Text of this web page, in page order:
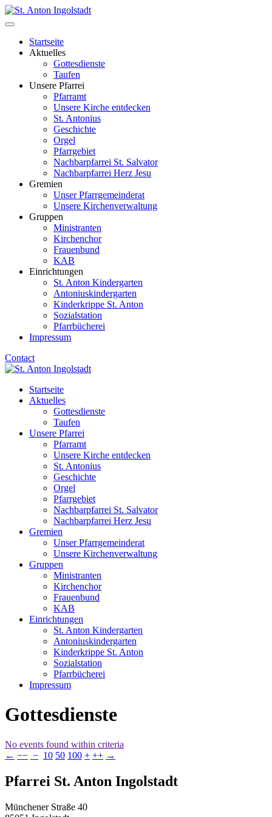
Startseite
Aktuelles
Gottesdienste
Taufen
Unsere Pfarrei
Pfarramt
Unsere Kirche entdecken
St. Antonius
Geschichte
Orgel
Pfarrgebiet
Nachbarpfarrei St. Salvator
Nachbarpfarrei Herz Jesu
Gremien
Unser Pfarrgemeinderat
Unsere Kirchenverwaltung
Gruppen
Ministranten
Kirchenchor
Frauenbund
KAB
Einrichtungen
St. Anton Kindergarten
Antoniuskindergarten
Kinderkrippe St. Anton
Sozialstation
Pfarrbücherei
Impressum
Contact
Startseite
Aktuelles
Gottesdienste
Taufen
Unsere Pfarrei
Pfarramt
Unsere Kirche entdecken
St. Antonius
Geschichte
Orgel
Pfarrgebiet
Nachbarpfarrei St. Salvator
Nachbarpfarrei Herz Jesu
Gremien
Unser Pfarrgemeinderat
Unsere Kirchenverwaltung
Gruppen
Ministranten
Kirchenchor
Frauenbund
KAB
Einrichtungen
St. Anton Kindergarten
Antoniuskindergarten
Kinderkrippe St. Anton
Sozialstation
Pfarrbücherei
Impressum
Gottesdienste
No events found within criteria
← −− − 10 50 100 + ++ →
Pfarrei St. Anton Ingolstadt
Münchener Straße 40